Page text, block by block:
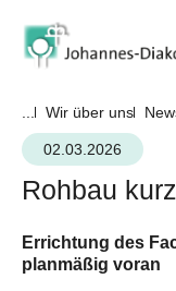
... Wir über uns
02.03.2026
Rohbau
Errichtung des
planmäßig voran